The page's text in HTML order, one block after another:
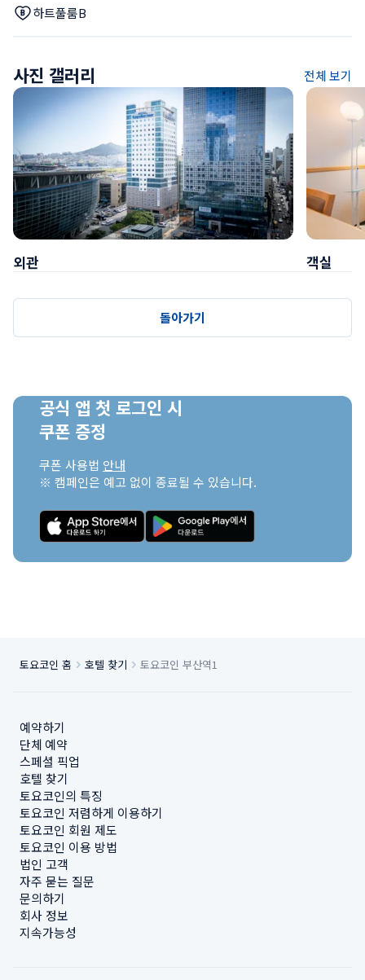
하트풀룸B
사진 갤러리 전체 보기
외관 객실
돌아가기
공식 앱 첫 로그인 시
쿠폰 증정
쿠폰 사용법 안내
※ 캠페인은 예고 없이 종료될 수 있습니다.
토요코인 홈 호텔 찾기 토요코인 부산역1
예약하기
단체 예약
스페셜 픽업
호텔 찾기
토요코인의 특징
토요코인 저렴하게 이용하기
토요코인 회원 제도
토요코인 이용 방법
법인 고객
자주 묻는 질문
문의하기
회사 정보
지속가능성